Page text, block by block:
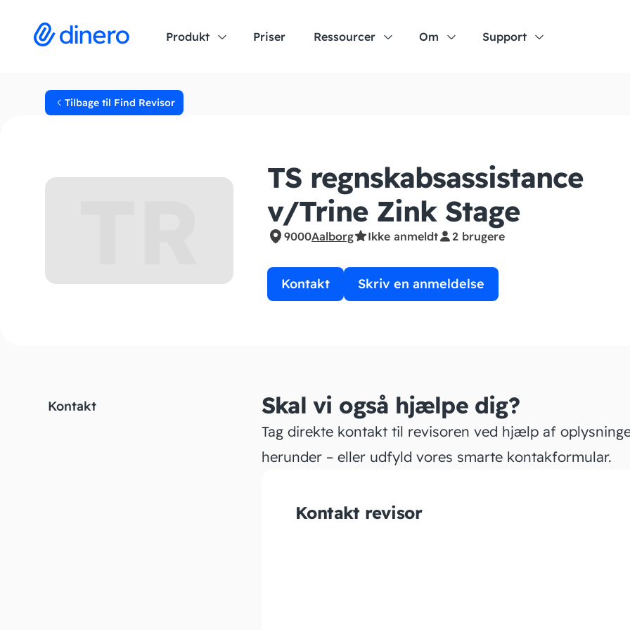
Produkt Priser Ressourcer Om Support
Tilbage til Find Revisor
TS regnskabsassistance
v/Trine Zink Stage
9000Aalborg Ikke anmeldt 2 brugere
Kontakt Skriv en anmeldelse
Kontakt Skal vi også hjælpe dig?
Tag direkte kontakt til revisoren ved hjælp af
herunder – eller udfyld vores smarte kontakformular.
Kontakt revisor